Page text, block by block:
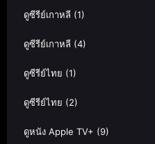
ดูซีรีย์เกาหลี (1)
ดูซีรีย์เกาหลี (4)
ดูซีรีย์ไทย (1)
ดูซีรีย์ไทย (2)
ดูหนัง Apple TV+ (9)